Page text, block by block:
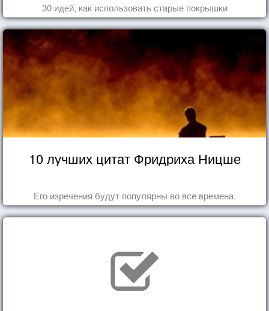
30 идей, как использовать старые покрышки
10 лучших цитат Фридриха Ницше
Его изречения будут популярны во все времена.